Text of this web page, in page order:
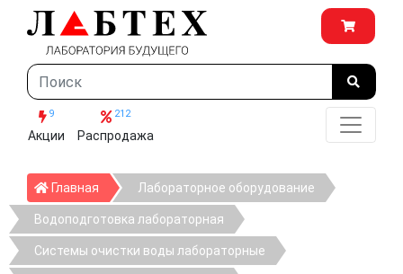
9
Акции
212
Распродажа
Главная ГлавнаяЛабораторное оборудование
Водоподготовка лабораторная
Системы очистки воды лабораторные